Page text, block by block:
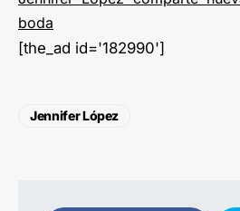
boda
[the_ad id='182990']
Jennifer López